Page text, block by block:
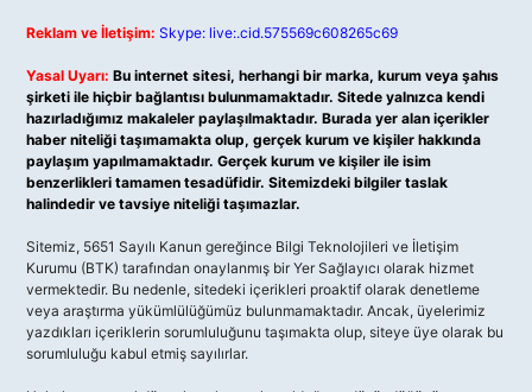
Reklam ve İletişim: Skype: live:.cid.575569c608265c69
Yasal Uyarı: Bu internet sitesi, herhangi bir marka, kurum veya şahıs
şirketi ile hiçbir bağlantısı bulunmamaktadır. Sitede yalnızca kendi
hazırladığımız makaleler paylaşılmaktadır. Burada yer alan içerikler
haber niteliği taşımamakta olup, gerçek kurum ve kişiler hakkında
paylaşım yapılmamaktadır. Gerçek kurum ve kişiler ile isim
benzerlikleri tamamen tesadüfidir. Sitemizdeki bilgiler taslak
halindedir ve tavsiye niteliği taşımazlar.
Sitemiz, 5651 Sayılı Kanun gereğince Bilgi Teknolojileri ve İletişim
Kurumu (BTK) tarafından onaylanmış bir Yer Sağlayıcı olarak hizmet
vermektedir. Bu nedenle, sitedeki içerikleri proaktif olarak denetleme
veya araştırma yükümlülüğümüz bulunmamaktadır. Ancak, üyelerimiz
yazdıkları içeriklerin sorumluluğunu taşımakta olup, siteye üye olarak bu
sorumluluğu kabul etmiş sayılırlar.